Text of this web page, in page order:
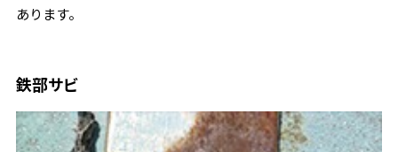
あります。
鉄部サビ